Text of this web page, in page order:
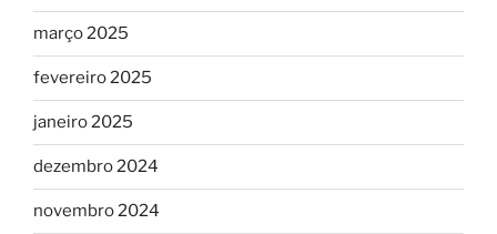
março 2025
fevereiro 2025
janeiro 2025
dezembro 2024
novembro 2024